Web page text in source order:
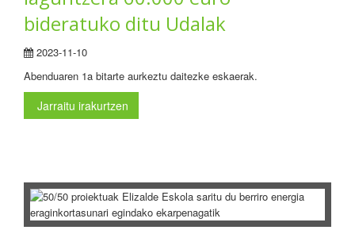
bideratuko ditu Udalak
2023-11-10
Abenduaren 1a bitarte aurkeztu daitezke eskaerak.
Jarraitu irakurtzen